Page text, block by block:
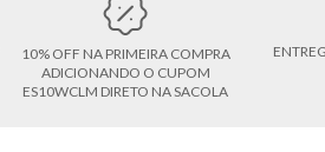
10% OFF NA PRIMEIRA COMPRA
ADICIONANDO O CUPOM
ES10WCLM DIRETO NA SACOLA